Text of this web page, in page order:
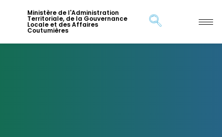
Ministère de l'Administration
Territoriale, de la Gouvernance
Locale et des Affaires
Coutumières